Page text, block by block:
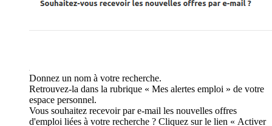
Donnez un nom à votre recherche.
Retrouvez-la dans la rubrique « Mes alertes emploi » de votre
espace personnel.
Vous souhaitez recevoir par e-mail les nouvelles offres
d'emploi liées à votre recherche ? Cliquez sur le lien « Activer